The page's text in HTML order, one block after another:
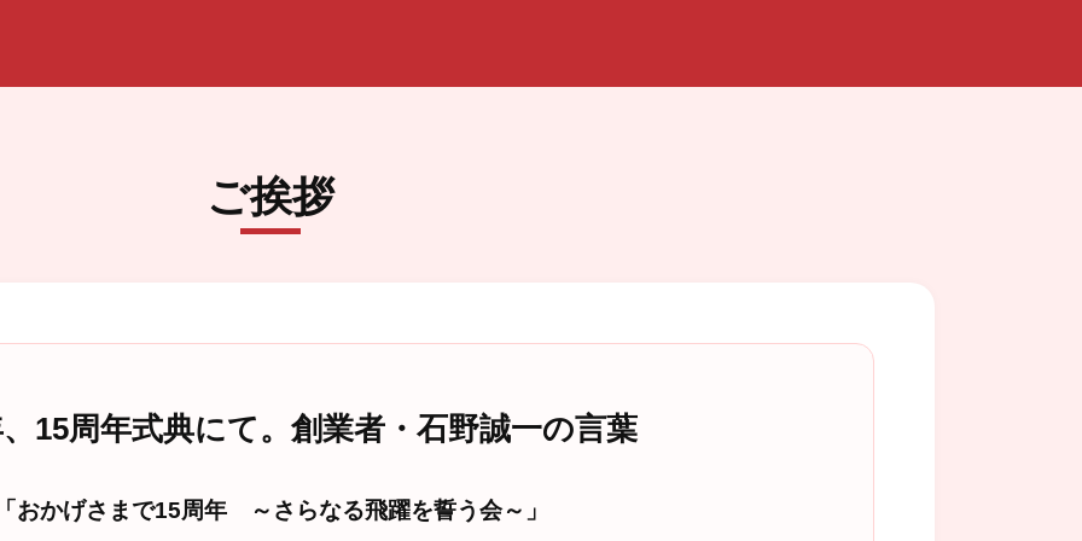
ご挨拶
15周年式典にて。創業者・石野誠一の言葉
おかげさまで15周年 ～さらなる飛躍を誓う会～」